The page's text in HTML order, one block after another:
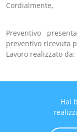
Cordialmente,
Preventivo
preventivo ricevuta
Lavoro realizzato
Hai